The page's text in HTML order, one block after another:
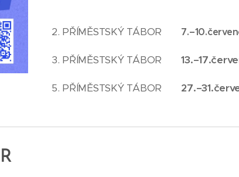
2. PŘÍMĚSTSKÝ TÁBOR 7
3. PŘÍMĚSTSKÝ TÁBOR
5. PŘÍMĚSTSKÝ TÁBOR 27.–